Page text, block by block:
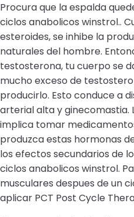
Procura que la espalda
ciclos anabolicos winstrol..
esteroides, se inhibe la
naturales del hombre.
testosterona, tu cuerpo se
mucho exceso de
producirlo. Esto conduce a
arterial alta y ginecomastia.
implica tomar
produzca estas hormonas
los efectos secundarios de
ciclos anabolicos winstrol.
musculares despues de un
aplicar PCT Post Cycle